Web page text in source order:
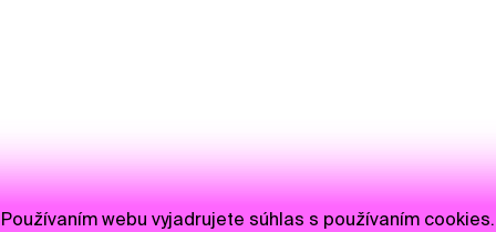
Používaním webu vyjadrujete súhlas s používaním cookies.